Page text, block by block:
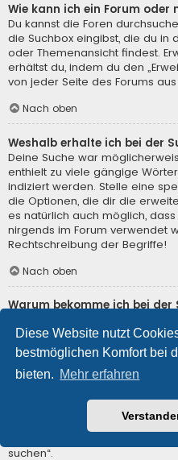
Diese Website nutzt
bestmöglichen Komfort bei
bieten. Mehr erfahren
Wie kann ich ein Forum oder
Du kannst die Foren
die Suchbox eingibst, die du in
oder Themenansicht findest.
erhältst du, indem du den
von jeder Seite des Forums
Nach oben
Weshalb erhalte ich bei der
Deine Suche war
enthielt zu viele gängige
indiziert werden. Stelle eine
die Optionen, die dir die
es natürlich auch möglich,
nirgends im Forum verwendet
Rechtschreibung der Begriffe!
Nach oben
Warum bekomme ich bei der
Deine Suche lieferte zu viele
Webserver sie nicht
und gib spezifischere
Suche auf verschiedene
Wie kann ich nach
Gehe zur Mitgliederliste und
suchen“.